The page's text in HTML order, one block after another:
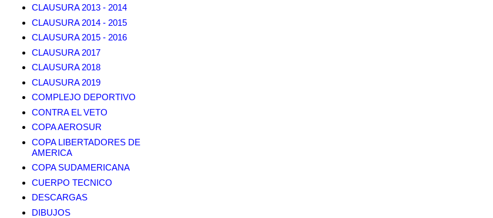
CLAUSURA 2013 - 2014
CLAUSURA 2014 - 2015
CLAUSURA 2015 - 2016
CLAUSURA 2017
CLAUSURA 2018
CLAUSURA 2019
COMPLEJO DEPORTIVO
CONTRA EL VETO
COPA AEROSUR
COPA LIBERTADORES DE
AMERICA
COPA SUDAMERICANA
CUERPO TECNICO
DESCARGAS
DIBUJOS